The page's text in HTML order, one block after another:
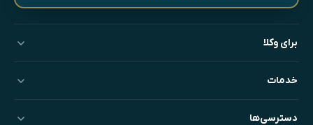
برای وکلا
خدمات
دسترسی‌ها